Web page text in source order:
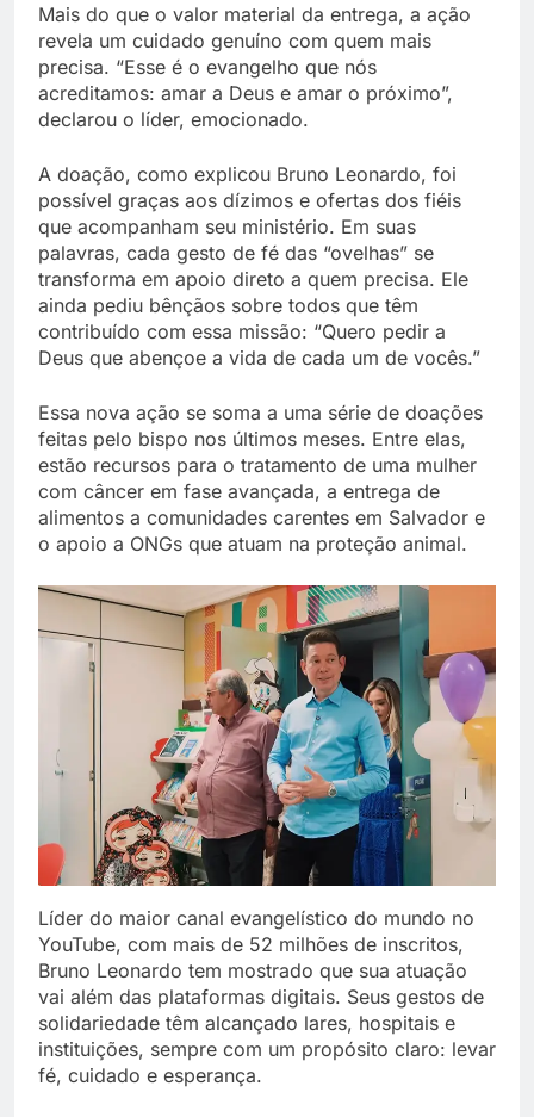
Mais do que o valor material da entrega, a ação
revela um cuidado genuíno com quem mais
precisa. “Esse é o evangelho que nós
acreditamos: amar a Deus e amar o próximo”,
declarou o líder, emocionado.
A doação, como explicou Bruno Leonardo, foi
possível graças aos dízimos e ofertas dos fiéis
que acompanham seu ministério. Em suas
palavras, cada gesto de fé das “ovelhas” se
transforma em apoio direto a quem precisa. Ele
ainda pediu bênçãos sobre todos que têm
contribuído com essa missão: “Quero pedir a
Deus que abençoe a vida de cada um de vocês.”
Essa nova ação se soma a uma série de doações
feitas pelo bispo nos últimos meses. Entre elas,
estão recursos para o tratamento de uma mulher
com câncer em fase avançada, a entrega de
alimentos a comunidades carentes em Salvador e
o apoio a ONGs que atuam na proteção animal.
Líder do maior canal evangelístico do mundo no
YouTube, com mais de 52 milhões de inscritos,
Bruno Leonardo tem mostrado que sua atuação
vai além das plataformas digitais. Seus gestos de
solidariedade têm alcançado lares, hospitais e
instituições, sempre com um propósito claro: levar
fé, cuidado e esperança.